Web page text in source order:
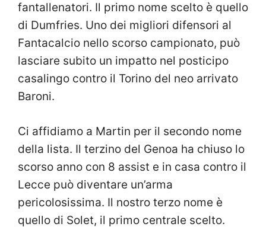
fantallenatori. Il primo nome scelto è quello
di Dumfries. Uno dei migliori difensori al
Fantacalcio nello scorso campionato, può
lasciare subito un impatto nel posticipo
casalingo contro il Torino del neo arrivato
Baroni.
Ci affidiamo a Martin per il secondo nome
della lista. Il terzino del Genoa ha chiuso lo
scorso anno con 8 assist e in casa contro il
Lecce può diventare un’arma
pericolosissima. Il nostro terzo nome è
quello di Solet, il primo centrale scelto.